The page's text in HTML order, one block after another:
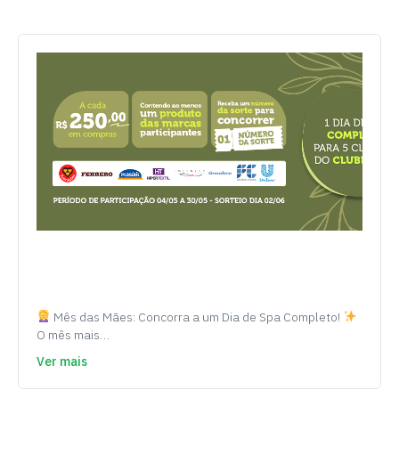
Mês das Mães: Concorra a um Dia de Spa Completo!
O mês mais…
Ver mais